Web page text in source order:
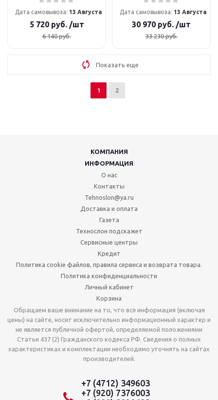
Дата самовывоза: 13 Августа
5 720руб. /шт
6 140руб.
Дата самовывоза: 13 Августа
30 970 руб. /шт
33 230руб.
Показать еще
1 2
КОМПАНИЯ
ИНФОРМАЦИЯ
О нас
Контакты
Tehnoslon@ya.ru
Доставка и оплата
Газета
Технослон подскажет
Сервисные центры
Кредит
Политика cookie файлов, правила сервиса и возврата товара.
Политика конфиденциальности
Личный кабинет
Корзина
Обращаем ваше внимание на то, что вся информация (включая
цены) на сайте, носит исключительно информационный характер и
не является публичной офертой, определяемой положениями
Статьи 437 (2) Гражданского кодекса РФ. Сведения о полных
характеристиках и комплектации необходимо уточнять на сайтах
производителей.
+7 (4712) 349603
+7 (920) 7376003